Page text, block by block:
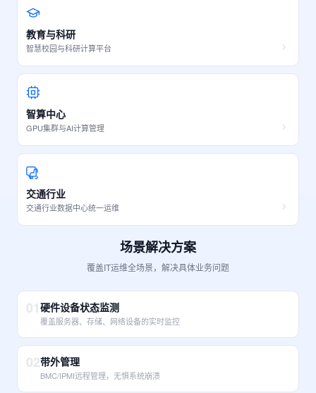
教育与科研
智慧校园与科研计算平台
智算中心
GPU集群与AI计算管理
交通行业
交通行业数据中心统一运维
场景解决方案
覆盖IT运维全场景，解决具体业务问题
01 硬件设备状态监测
覆盖服务器、存储、网络设备的实时监控
02带外管理
BMC/IPMI远程管理，无惧系统崩溃